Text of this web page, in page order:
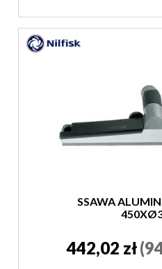
SSAWA
442,02 zł